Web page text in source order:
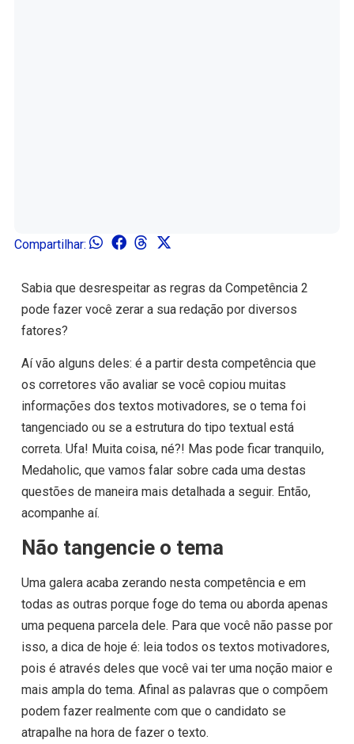
Compartilhar:
Sabia que desrespeitar as regras da Competência 2
pode fazer você zerar a sua redação por diversos
fatores?
Aí vão alguns deles: é a partir desta competência que
os corretores vão avaliar se você copiou muitas
informações dos textos motivadores, se o tema foi
tangenciado ou se a estrutura do tipo textual está
correta. Ufa! Muita coisa, né?! Mas pode ficar tranquilo,
Medaholic, que vamos falar sobre cada uma destas
questões de maneira mais detalhada a seguir. Então,
acompanhe aí.
Não tangencie o tema
Uma galera acaba zerando nesta competência e em
todas as outras porque foge do tema ou aborda apenas
uma pequena parcela dele. Para que você não passe por
isso, a dica de hoje é: leia todos os textos motivadores,
pois é através deles que você vai ter uma noção maior e
mais ampla do tema. Afinal as palavras que o compõem
podem fazer realmente com que o candidato se
atrapalhe na hora de fazer o texto.